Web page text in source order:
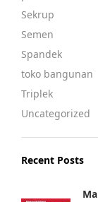
Sekrup
Semen
Spandek
toko bangunan
Triplek
Uncategorized
Recent Posts